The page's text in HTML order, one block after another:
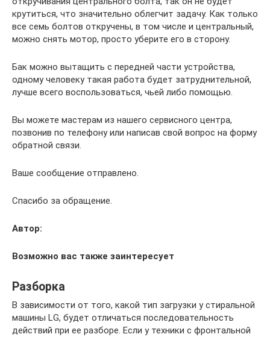
крутиться, что значительно облегчит задачу. Как только
все семь болтов откручены, в том числе и центральный,
можно снять мотор, просто уберите его в сторону.
Бак можно вытащить с передней части устройства,
одному человеку такая работа будет затруднительной,
лучше всего воспользоваться, чьей либо помощью.
Вы можете мастерам из нашего сервисного центра,
позвонив по телефону или написав свой вопрос на форму
обратной связи.
Ваше сообщение отправлено.
Спасибо за обращение.
Автор:
Возможно вас также заинтересует
Разборка
В зависимости от того, какой тип загрузки у стиральной
машины LG, будет отличаться последовательность
действий при ее разборе. Если у техники с фронтальной